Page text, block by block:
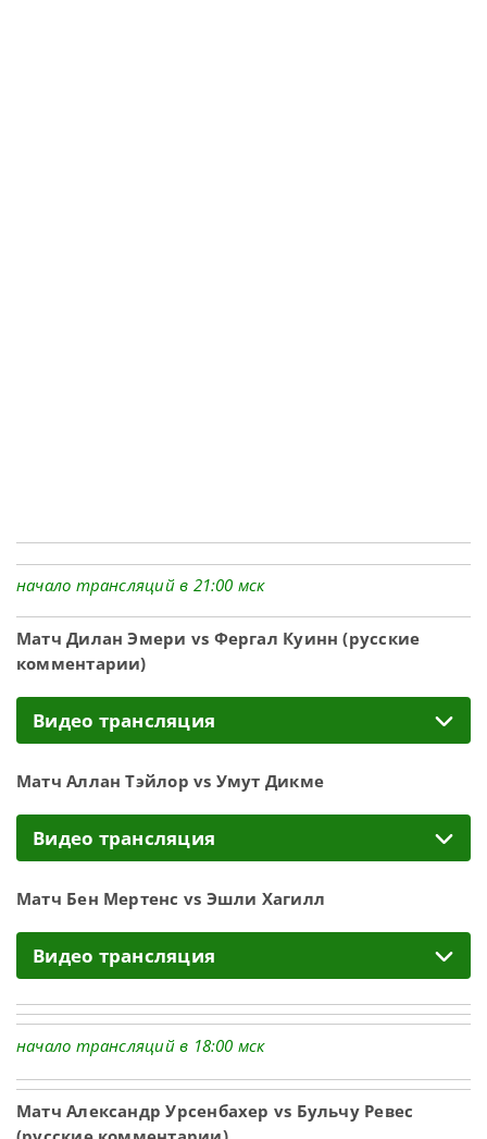
начало трансляций в 21:00 мск
Матч Дилан Эмери vs Фергал Куинн (русские
комментарии)
Видео трансляция
Матч Аллан Тэйлор vs Умут Дикме
Видео трансляция
Матч Бен Мертенс vs Эшли Хагилл
Видео трансляция
начало трансляций в 18:00 мск
Матч Александр Урсенбахер vs Бульчу Ревес